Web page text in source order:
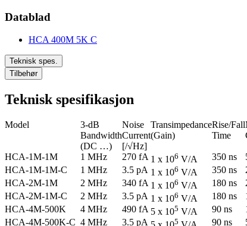
Datablad
HCA 400M 5K C
Teknisk spes.
Tilbehør
Teknisk spesifikasjon
Model
3-dB
Bandwidth
(DC …)
Noise
Current
[/√Hz]
Transimpedance
(Gain)
Rise/Fall
Time
HCA-1M-1M 1 MHz 270 fA 1 x 106 V/A 350 ns
HCA-1M-1M-C
1 MHz 3.5 pA 1 x 106 V/A 350 ns
HCA-2M-1M
2 MHz 340 fA 1 x 106 V/A 180 ns
HCA-2M-1M-C
2 MHz 3.5 pA 1 x 106 V/A 180 ns
HCA-4M-500K
4 MHz 490 fA 5 x 105 V/A 90 ns
HCA-4M-500K-C 4 MHz 3.5 pA 5 90 ns